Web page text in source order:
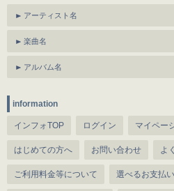
アーティスト名
楽曲名
アルバム名
information
インフォTOP ログイン マイペー
はじめての方へ お問い合わせ よ
ご利用料金等について 選べるお支払